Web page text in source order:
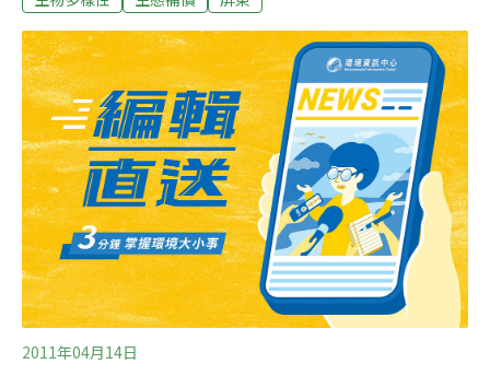
議，能讓保育雁鴨的成果呈現在水稻價格上，並能增加休
耕期水鳥棲息環境，開展農村保育面貌。由墾管處舉辦的
2012年委託研究計畫成果發表，上週五（14日）在龍鑾潭
自然中心舉辦，除了學術研究成果，墾管處也趁此機會結
合龍水社區，發想農村再生願景。龍鑾潭豐沛的水量造就
當地溼地生態以及水稻田生產，位於龍鑾潭旁的龍水里，
居民以務農維生，是園區內難得的農村。近幾年在里長張
清彬堅持下積極推廣有機栽植稻米，目前已有11公頃獲得
有機認證。墾管處去年（2012）進一步在當地選
2011年04月14日